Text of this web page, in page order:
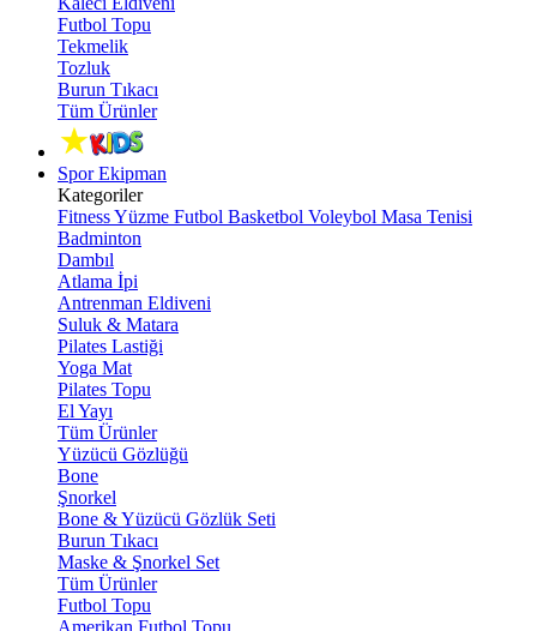
Futbol Topu
Tekmelik
Tozluk
Burun Tıkacı
Tüm Ürünler
Spor Ekipman
Kategoriler
FitnessYüzme Futbol Basketbol Voleybol Masa Tenisi
Badminton
Dambıl
Atlama İpi
Antrenman Eldiveni
Suluk & Matara
Pilates Lastiği
Yoga Mat
Pilates Topu
El Yayı
Tüm Ürünler
Yüzücü Gözlüğü
Bone
Şnorkel
Bone & Yüzücü Gözlük Seti
Burun Tıkacı
Maske & Şnorkel Set
Tüm Ürünler
Futbol Topu
Amerikan Futbol Topu